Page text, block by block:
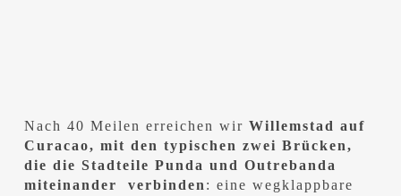
Nach 40 Meilen erreichen wir Willemstad auf
Curacao, mit den typischen zwei Brücken,
die die Stadteile Punda und Outrebanda
miteinander verbinden: eine wegklappbare